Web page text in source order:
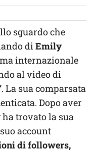
sguardo che
diEmily
internazionale
al video di
. La sua comparsata
Dopo aver
trovato la sua
account
di followers,